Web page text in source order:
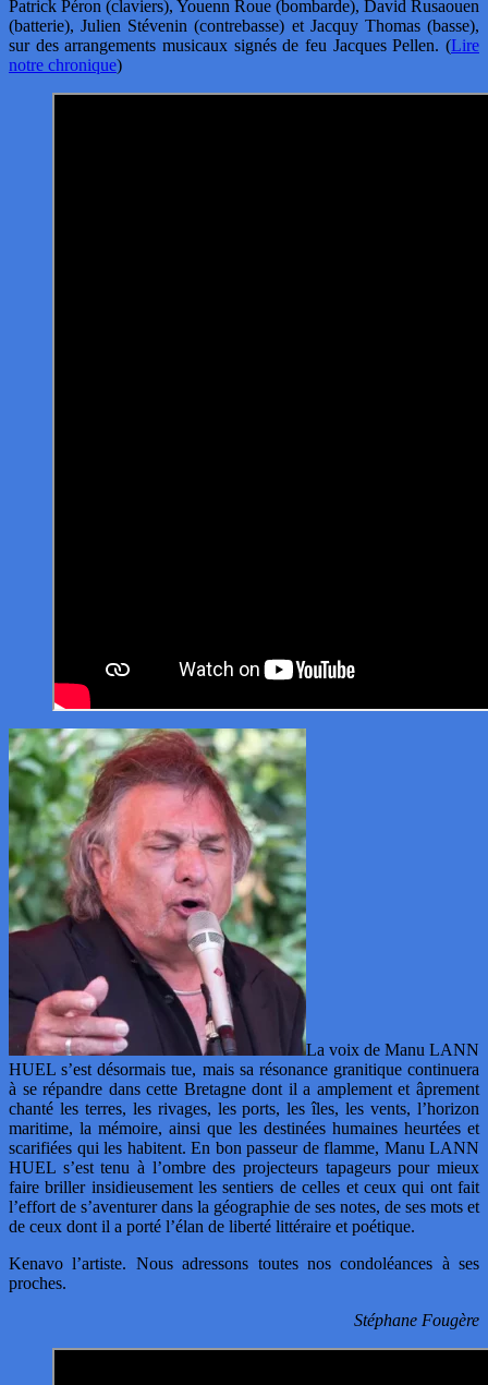
Patrick Péron (claviers), Youenn Roue (bombarde), David Rusaouen
(batterie), Julien Stévenin (contrebasse) et Jacquy Thomas (basse),
sur des arrangements musicaux signés de feu Jacques Pellen. (Lire
notre chronique)
La voix de Manu LANN
HUEL s’est désormais tue, mais sa résonance granitique continuera
à se répandre dans cette Bretagne dont il a amplement et âprement
chanté les terres, les rivages, les ports, les îles, les vents, l’horizon
maritime, la mémoire, ainsi que les destinées humaines heurtées et
scarifiées qui les habitent. En bon passeur de flamme, Manu LANN
HUEL s’est tenu à l’ombre des projecteurs tapageurs pour mieux
faire briller insidieusement les sentiers de celles et ceux qui ont fait
l’effort de s’aventurer dans la géographie de ses notes, de ses mots et
de ceux dont il a porté l’élan de liberté littéraire et poétique.
Kenavo l’artiste. Nous adressons toutes nos condoléances à ses
proches.
Stéphane Fougère